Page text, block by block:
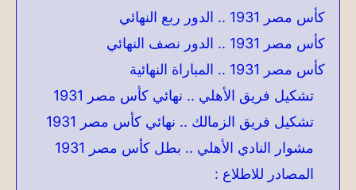
كأس مصر 1931 .. الدور ربع النهائي
كأس مصر 1931 .. الدور نصف النهائي
كأس مصر 1931 .. المباراة النهائية
تشكيل فريق الأهلي .. نهائي كأس مصر 1931
تشكيل فريق الزمالك .. نهائي كأس مصر 1931
مشوار النادي الأهلي .. بطل كأس مصر 1931
المصادر للاطلاع :